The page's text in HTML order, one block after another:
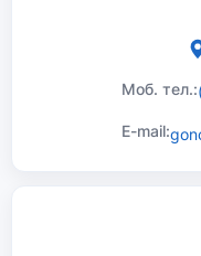
Моб. тел.:
E-mail: